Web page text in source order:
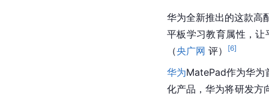
华为全新推出的这款高
平板学习教育属性，
（央广网 评） [6]
华为MatePad作为华为
化产品，华为将研发方